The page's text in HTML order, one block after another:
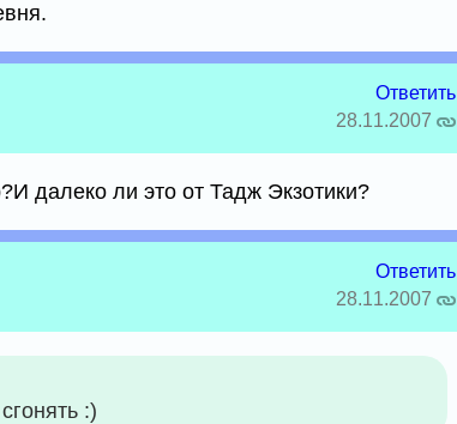
Ответить
28.11.2007
далеко ли это от Тадж Экзотики?
Ответить
28.11.2007
:)